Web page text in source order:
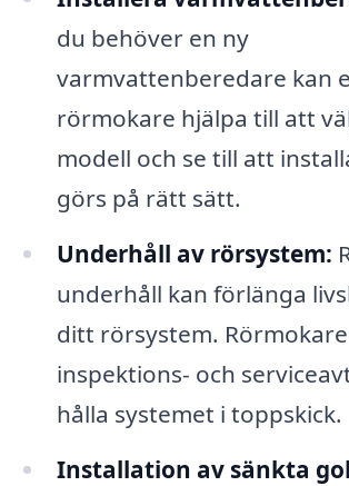
du behöver en ny
varmvattenberedare kan
rörmokare hjälpa till att
modell och se till att
görs på rätt sätt.
Underhåll av rörsystem:
underhåll kan förlänga
ditt rörsystem.
inspektions- och
hålla systemet i toppskick.
Installation av sänkta